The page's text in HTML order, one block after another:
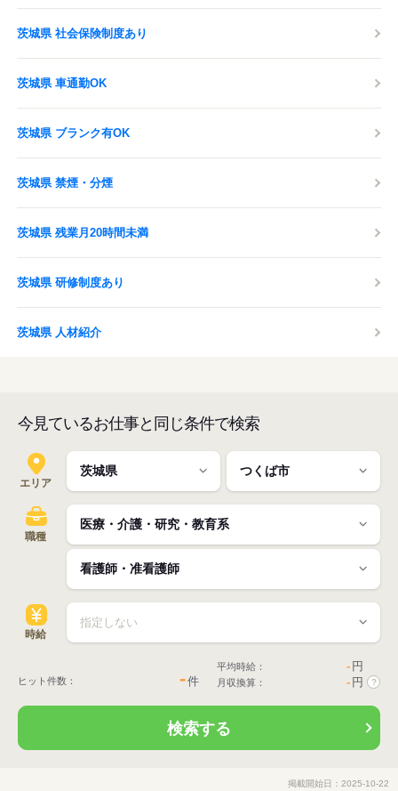
茨城県 社会保険制度あり
茨城県 車通勤OK
茨城県 ブランク有OK
茨城県 禁煙・分煙
茨城県 残業月20時間未満
茨城県 研修制度あり
茨城県 人材紹介
今見ているお仕事と同じ条件で検索
エリア
職種
時給
ヒット件数： -件
平均時給： - 円
月収換算： - 円 ?
検索する
掲載開始日：2025-10-22